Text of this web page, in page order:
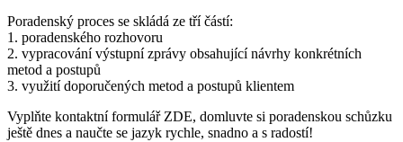
Poradenský proces se skládá ze tří částí:
1. poradenského rozhovoru
2. vypracování výstupní zprávy obsahující návrhy konkrétních
metod a postupů
3. využití doporučených metod a postupů klientem
Vyplňte kontaktní formulář ZDE, domluvte si poradenskou schůzku
ještě dnes a naučte se jazyk rychle, snadno a s radostí!